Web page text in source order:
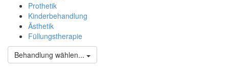
Prothetik
Kinderbehandlung
Ästhetik
Füllungstherapie
Behandlung wählen...